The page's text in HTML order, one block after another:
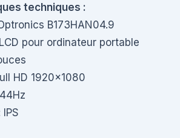
techniques :
B173HAN04.9
pour ordinateur portable
HD 1920×1080